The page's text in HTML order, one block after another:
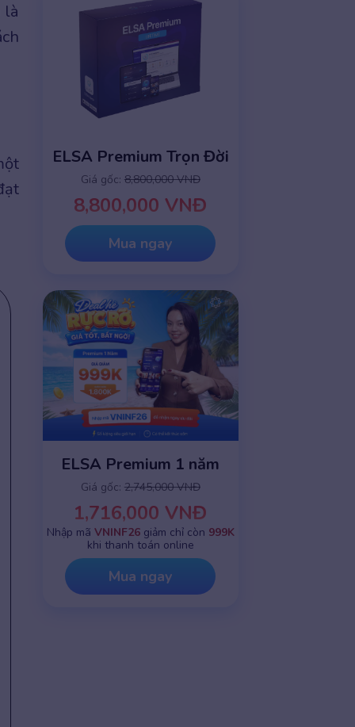
là
ELSA Premium Trọn Đời
Giá gốc: 8,800,000 VNĐ
8,800,000 VNĐ
Mua ngay
ELSA Premium 1 năm
Giá gốc: 2,745,000 VNĐ
1,716,000 VNĐ
Nhập mã VNINF26giảm chỉ còn 999K
khi thanh toán online
Mua ngay